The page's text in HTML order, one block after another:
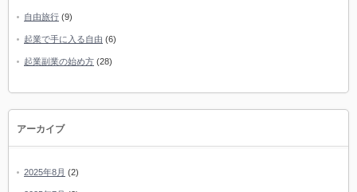
自由旅行 (9)
起業で手に入る自由 (6)
起業副業の始め方 (28)
アーカイブ
2025年8月 (2)